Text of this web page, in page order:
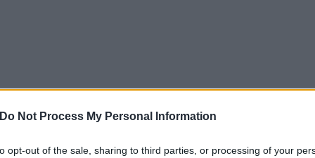
Do Not Process My Personal Information
opt-out of the sale, sharing to third parties, or processing of your
εκδίδει η Γενική Γραμματεία Πολιτικής
( civilprotection.gov.gr), προβλέπεται πολύ